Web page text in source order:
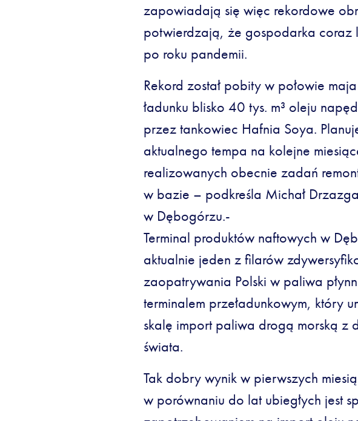
zapowiadają się więc rekordowe
potwierdzają, że gospodarka coraz
po roku pandemii.
Rekord został pobity w połowie
ładunku blisko 40 tys. m³ oleju
przez tankowiec Hafnia Soya.
aktualnego tempa na kolejne
realizowanych obecnie zadań
w bazie – podkreśla Michał
w Dębogórzu.-
Terminal produktów naftowych w
aktualnie jeden z filarów
zaopatrywania Polski w paliwa
terminalem przeładunkowym, który
skalę import paliwa drogą morską z
świata.
Tak dobry wynik w pierwszych
w porównaniu do lat ubiegłych jest